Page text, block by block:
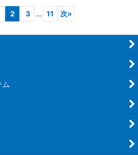
2 3 ... 11 次»
ム